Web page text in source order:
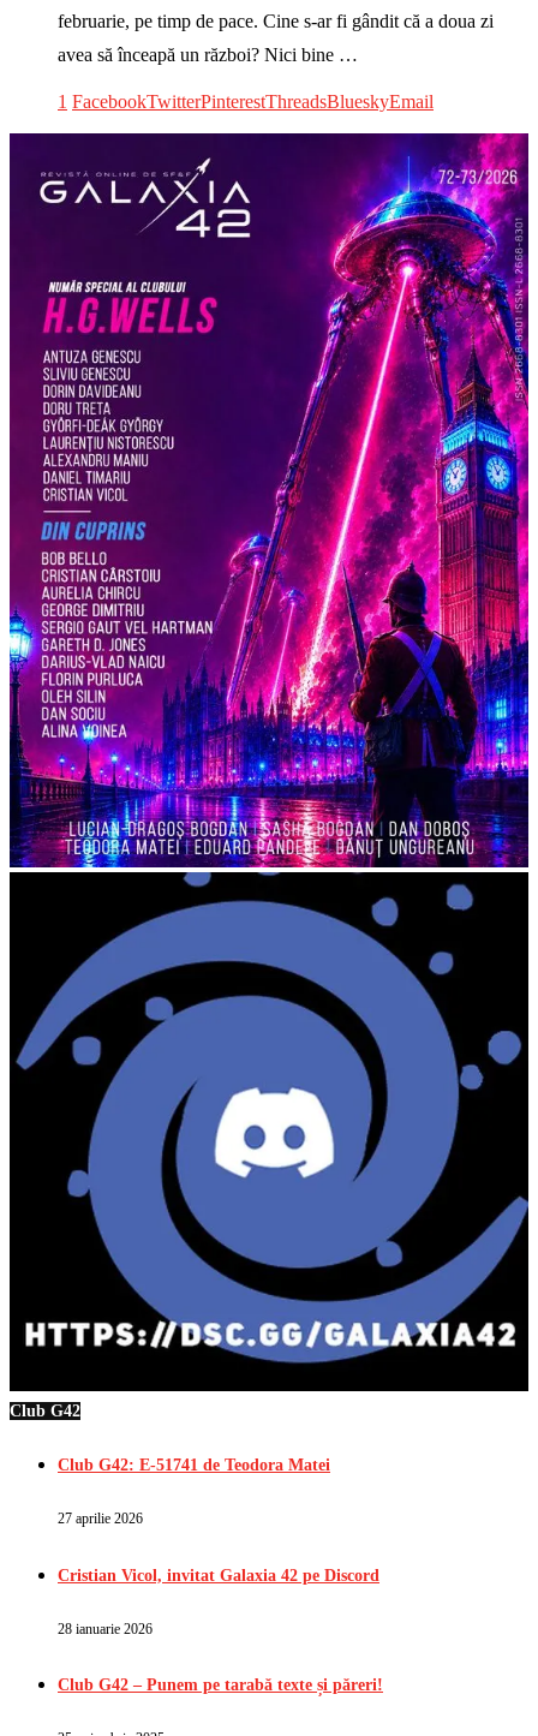
februarie, pe timp de pace. Cine s-ar fi gândit că a doua zi
avea să înceapă un război? Nici bine …
1 FacebookTwitterPinterestThreadsBlueskyEmail
Club G42
Club G42: E-51741 de Teodora Matei
27 aprilie 2026
Cristian Vicol, invitat Galaxia 42 pe Discord
28 ianuarie 2026
Club G42 – Punem pe tarabă texte și păreri!